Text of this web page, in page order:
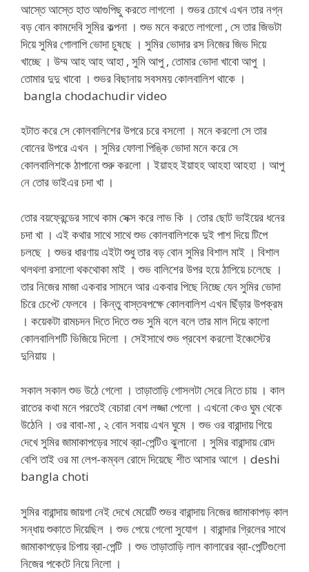
আস্তে আস্তে হাত আগুপিছু করতে লাগলো । শুভর চোখে এখন তার নগ্ন
বড় বোন কামদেবি সুমির কল্পনা । শুভ মনে করতে লাগলো , সে তার জিভটা
দিয়ে সুমির গোলাপি ভোদা চুষছে । সুমির ভোদার রস নিজের জিভ দিয়ে
খাচ্ছে । উম্ম আহ আহ আহা , সুমি আপু , তোমার ভোদা খাবো আপু ।
তোমার দুদু খাবো । শুভর বিছানায় সবসময় কোলবালিশ থাকে ।
bangla chodachudir video
হটাত করে সে কোলবালিশের উপরে চরে বসলো । মনে করলো সে তার
বোনের উপরে এখন । সুমির ফোলা পিঙ্কি ভোদা মনে করে সে
কোলবালিশকে ঠাপানো শুরু করলো । ইয়াহহ ইয়াহহ আহহা আহহা । আপু
নে তোর ভাইএর চদা খা ।
তোর বয়ফ্রেন্ডের সাথে কাম সেক্স করে লাভ কি । তোর ছোট ভাইয়ের ধনের
চদা খা । এই কথার সাথে সাথে শুভ কোলবালিশকে দুই পাশ দিয়ে টিপে
চলছে । শুভর ধারণায় এইটা শুধু তার বড় বোন সুমির বিশাল মাই । বিশাল
থলথলা রসালো থকথোকা মাই । শুভ বালিশের উপর হয়ে ঠাপিয়ে চলেছে ।
তার নিজের মাজা একবার সামনে আর একবার পিছে নিচ্ছে যেন সুমির ভোদা
চিরে চেপ্টে ফেলবে । কিন্তু বাস্তবপক্ষে কোলবালিশ এখন ছিঁড়ার উপক্রম
। কয়েকটা রামচদন দিতে দিতে শুভ সুমি বলে বলে তার মাল দিয়ে কালো
কোলবালিশটি ভিজিয়ে দিলো । সেইসাথে শুভ প্রবেশ করলো ইঞ্চেস্টের
দুনিয়ায় ।
সকাল সকাল শুভ উঠে গেলো । তাড়াতাড়ি গোসলটা সেরে নিতে চায় । কাল
রাতের কথা মনে পরতেই বেচারা বেশ লজ্জা পেলো । এখনো কেও ঘুম থেকে
উঠেনি । ওর বাবা-মা , ২ বোন সবায় এখন ঘুমে । শুভ ওর বারান্দায় গিয়ে
দেখে সুমির জামাকাপড়ের সাথে ব্রা-পেন্টিও ঝুলানো । সুমির বারান্দায় রোদ
বেশি তাই ওর মা লেপ-কম্বল রোদে দিয়েছে শীত আসার আগে । deshi
bangla choti
সুমির বারান্দায় জায়গা নেই দেখে মেয়েটি শুভর বারান্দায় নিজের জামাকাপড় কাল
সন্ধায় শুকাতে দিয়েছিল । শুভ পেয়ে গেলো সুযোগ । বারান্দার গ্রিলের সাথে
জামাকাপড়ের চিপায় ব্রা-পেন্টি । শুভ তাড়াতাড়ি লাল কালারের ব্রা-পেন্টিগুলো
নিজের পকেটে নিয়ে নিলো ।